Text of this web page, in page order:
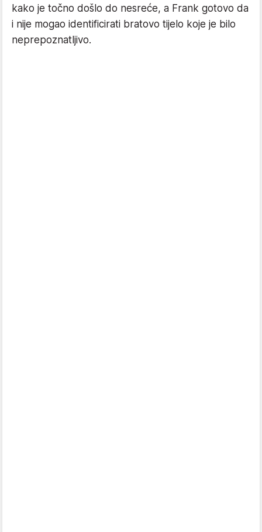
kako je točno došlo do nesreće, a Frank gotovo da
i nije mogao identificirati bratovo tijelo koje je bilo
neprepoznatljivo.